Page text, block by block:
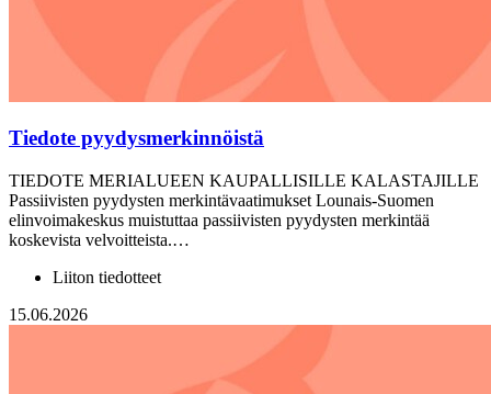
Tiedote pyydysmerkinnöistä
TIEDOTE MERIALUEEN KAUPALLISILLE KALASTAJILLE
Passiivisten pyydysten merkintävaatimukset Lounais-Suomen
elinvoimakeskus muistuttaa passiivisten pyydysten merkintää
koskevista velvoitteista.…
Liiton tiedotteet
15.06.2026